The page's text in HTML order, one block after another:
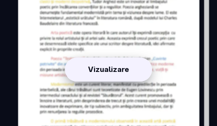
Vizualizare